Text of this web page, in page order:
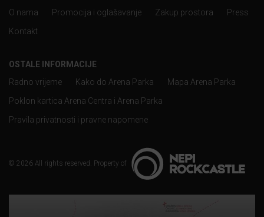
O nama
Promocija i oglašavanje Zakup prostora
Press
Kontakt
OSTALE INFORMACIJE
Radno vrijeme
Kako do Arena Parka
Mapa Arena Parka
Poklon kartica Arena Centra i Arena Parka
Pravila privatnosti i pravne napomene
© 2026 All rights reserved. Property of